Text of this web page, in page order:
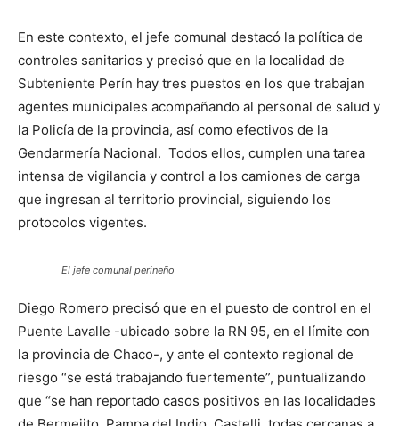
En este contexto, el jefe comunal destacó la política de
controles sanitarios y precisó que en la localidad de
Subteniente Perín hay tres puestos en los que trabajan
agentes municipales acompañando al personal de salud y
la Policía de la provincia, así como efectivos de la
Gendarmería Nacional. Todos ellos, cumplen una tarea
intensa de vigilancia y control a los camiones de carga
que ingresan al territorio provincial, siguiendo los
protocolos vigentes.
El jefe comunal perineño
Diego Romero precisó que en el puesto de control en el
Puente Lavalle -ubicado sobre la RN 95, en el límite con
la provincia de Chaco-, y ante el contexto regional de
riesgo “se está trabajando fuertemente”, puntualizando
que “se han reportado casos positivos en las localidades